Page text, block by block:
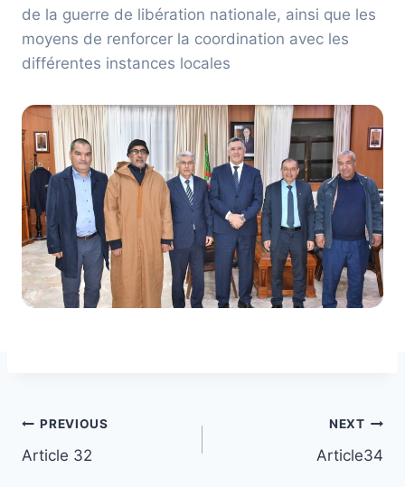
de la guerre de libération nationale, ainsi que les
moyens de renforcer la coordination avec les
différentes instances locales
Post
navigation
PREVIOUS
Article 32
NEXT
Article34